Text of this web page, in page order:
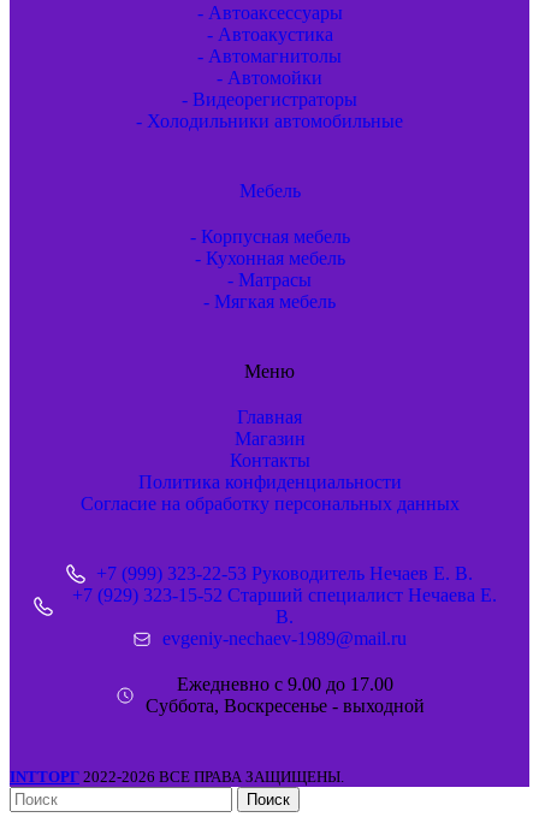
- Автоаксессуары
- Автоакустика
- Автомагнитолы
- Автомойки
- Видеорегистраторы
- Холодильники автомобильные
Мебель
- Корпусная мебель
- Кухонная мебель
- Матрасы
- Мягкая мебель
Меню
Главная
Магазин
Контакты
Политика конфиденциальности
Согласие на обработку персональных данных
+7 (999) 323-22-53 Руководитель Нечаев Е. В.
+7 (929) 323-15-52 Старший специалист Нечаева Е.
В.
evgeniy-nechaev-1989@mail.ru
Ежедневно с 9.00 до 17.00
Суббота, Воскресенье - выходной
INTТОРГ 2022-2026 ВСЕ ПРАВА ЗАЩИЩЕНЫ.
Поиск